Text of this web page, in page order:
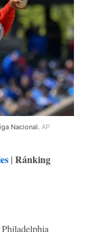
Nacional. AP
| Ránking